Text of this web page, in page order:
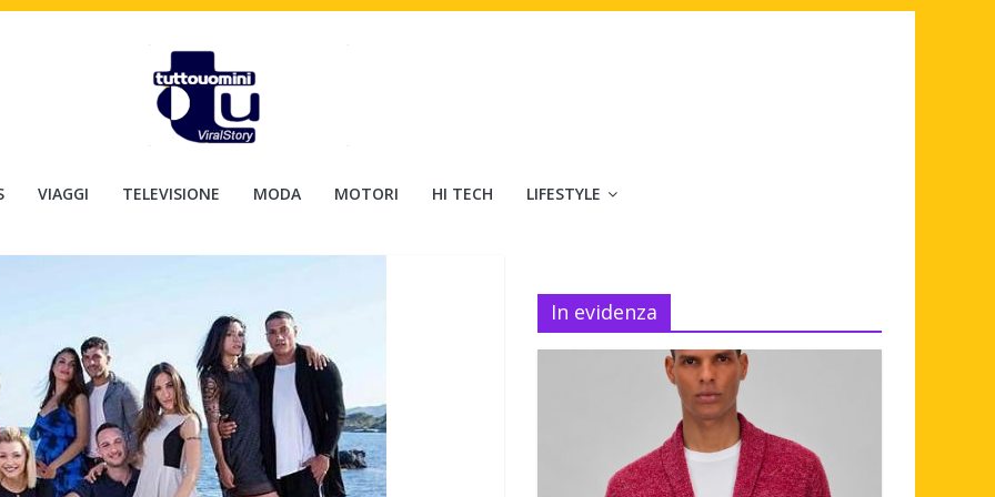
VIAGGI TELEVISIONE MODA MOTORI HI TECH LIFESTYLE
In evidenza